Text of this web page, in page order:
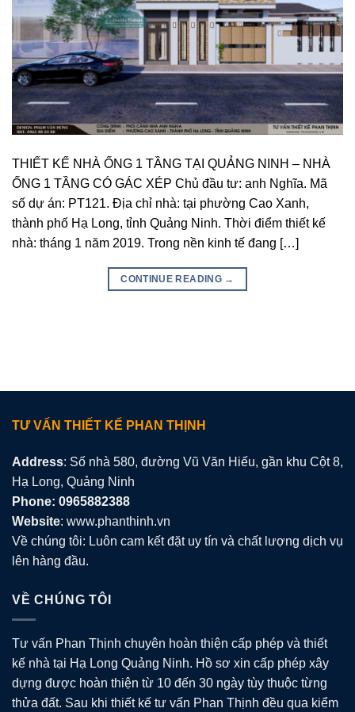
THIẾT KẾ NHÀ ỐNG 1 TẦNG TẠI QUẢNG NINH – NHÀ
ỐNG 1 TẦNG CÓ GÁC XÉP Chủ đầu tư: anh Nghĩa. Mã
số dự án: PT121. Địa chỉ nhà: tại phường Cao Xanh,
thành phố Hạ Long, tỉnh Quảng Ninh. Thời điểm thiết kế
nhà: tháng 1 năm 2019. Trong nền kinh tế đang […]
CONTINUE READING →
TƯ VẤN THIẾT KẾ PHAN THỊNH
Address: Số nhà 580, đường Vũ Văn Hiếu, gần khu Cột 8,
Hạ Long, Quảng Ninh
Phone: 0965882388
Website: www.phanthinh.vn
Về chúng tôi: Luôn cam kết đặt uy tín và chất lượng dịch vụ
lên hàng đầu.
VỀ CHÚNG TÔI
Tư vấn Phan Thịnh chuyên hoàn thiện cấp phép và thiết
kế nhà tại Hạ Long Quảng Ninh. Hồ sơ xin cấp phép xây
dựng được hoàn thiện từ 10 đến 30 ngày tùy thuộc từng
thửa đất. Sau khi thiết kế tư vấn Phan Thịnh đều qua kiểm